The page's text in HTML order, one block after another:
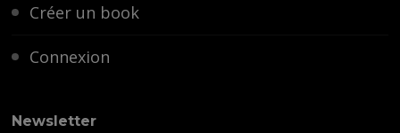
Créer un book
Connexion
Newsletter